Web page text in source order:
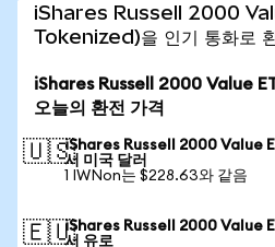
iShares Russell 2000
Tokenized)을 인기 통화로
iShares Russell 2000 Value
오늘의 환전 가격
🇺🇸iShares Russell 2000 Value
서 미국 달러
1 IWNon는 $228.63와 같음
🇪🇺iShares Russell 2000 Value
서 유로